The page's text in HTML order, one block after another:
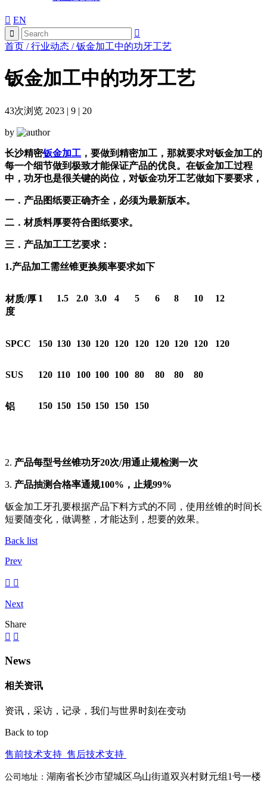
EN
首页 /行业动态 /钣金加工中的功牙工艺
钣金加工中的功牙工艺
43次浏览 2023 | 9 | 20
by
长沙精密钣金加工 ，要做到精密加工，那就要求对钣金加工的
每一个细节做到极致才能保证产品的优良。在钣金加工过程
中，功牙也是很关键的岗位，对钣金功牙工艺做如下要要求，
一． 产品图纸要正确齐全，必须为最新版本。
二．材质料厚要符合图纸要求。
三．产品加工工艺要求：
1.产品加工需丝锥更换频率要求如下
材质/厚
度
1 1.5 2.0 3.0 4 5 6 8 10 12
SPCC 150 130 130 120 120 120 120 120 120 120
SUS 120 110 100 100 100 80 80 80 80
铝 150 150 150 150 150 150
2. 产品每型号丝锥功牙20次/用通止规检测一次
3. 产品抽测合格率通规100%，止规99%
钣金加工牙孔要根据产品下料方式的不同，使用丝锥的时间长
短要随变化，做调整，才能达到，想要的效果。
Back list
Prev
Next
Share
News
相关资讯
资讯，采访，记录，我们与世界时刻在变动
Back to top
售前技术支持 售后技术支持
公司地址： 湖南省长沙市望城区乌山街道双兴村财元组1号一楼